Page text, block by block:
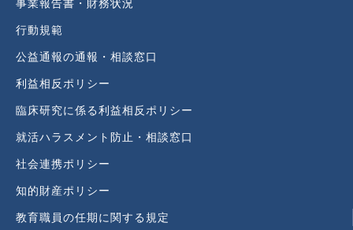
事業報告書・財務状況
行動規範
公益通報の通報・相談窓口
利益相反ポリシー
臨床研究に係る利益相反ポリシー
就活ハラスメント防止・相談窓口
社会連携ポリシー
知的財産ポリシー
教育職員の任期に関する規定